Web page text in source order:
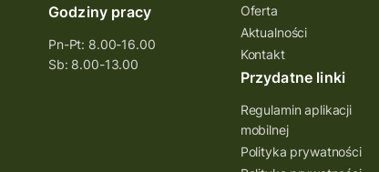
Godziny pracy
Pn-Pt: 8.00-16.00
Sb: 8.00-13.00
Oferta
Aktualności
Kontakt
Przydatne linki
Regulamin aplikacji
mobilnej
Polityka prywatności